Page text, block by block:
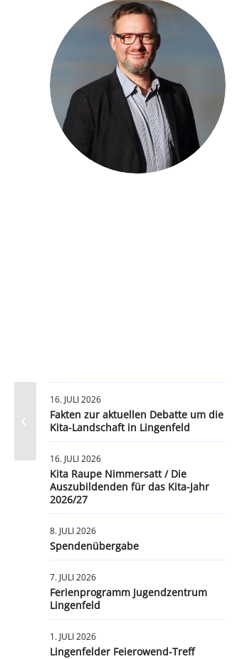
16. JULI 2026
Fakten zur aktuellen Debatte um die
Kita-Landschaft in Lingenfeld
16. JULI 2026
Kita Raupe Nimmersatt / Die
Auszubildenden für das Kita-Jahr
2026/27
8. JULI 2026
Spendenübergabe
7. JULI 2026
Ferienprogramm Jugendzentrum
Lingenfeld
1. JULI 2026
Lingenfelder Feierowend-Treff
Mutwillige Zerstörung eines
Wegekreuzes – ein Angriff auf unser
gemeinsames...